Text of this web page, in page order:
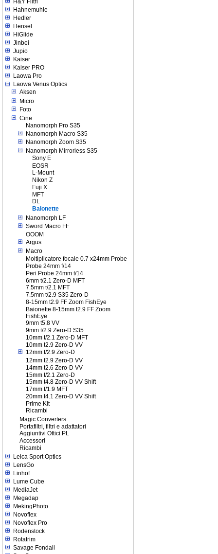
H&Y Filtri
Hahnemuhle
Hedler
Hensel
HiGlide
Jinbei
Jupio
Kaiser
Kaiser PRO
Laowa Pro
Laowa Venus Optics
Aksen
Micro
Foto
Cine
Nanomorph Pro S35
Nanomorph Macro S35
Nanomorph Zoom S35
Nanomorph Mirrorless S35
Sony E
EOSR
L-Mount
Nikon Z
Fuji X
MFT
DL
Baionette
Nanomorph LF
Sword Macro FF
OOOM
Argus
Macro
Moltiplicatore focale 0.7 x24mm Probe
Probe 24mm f/14
Peri Probe 24mm t/14
6mm t/2.1 Zero-D MFT
7.5mm t/2.1 MFT
7.5mm t/2.9 S35 Zero-D
8-15mm t2.9 FF Zoom FishEye
Baionette 8-15mm t2.9 FF Zoom
FishEye
9mm t5.8 VV
9mm t/2.9 Zero-D S35
10mm t/2.1 Zero-D MFT
10mm t2.9 Zero-D VV
12mm t/2.9 Zero-D
12mm t2.9 Zero-D VV
14mm t2.6 Zero-D VV
15mm t/2.1 Zero-D
15mm t4.8 Zero-D VV Shift
17mm t/1.9 MFT
20mm t4.1 Zero-D VV Shift
Prime Kit
Ricambi
Magic Converters
Portafiltri, filtri e adattatori
Aggiuntivi Ottici PL
Accessori
Ricambi
Leica Sport Optics
LensGo
Linhof
Lume Cube
MediaJet
Megadap
MekingPhoto
Novoflex
Novoflex Pro
Rodenstock
Rotatrim
Savage Fondali